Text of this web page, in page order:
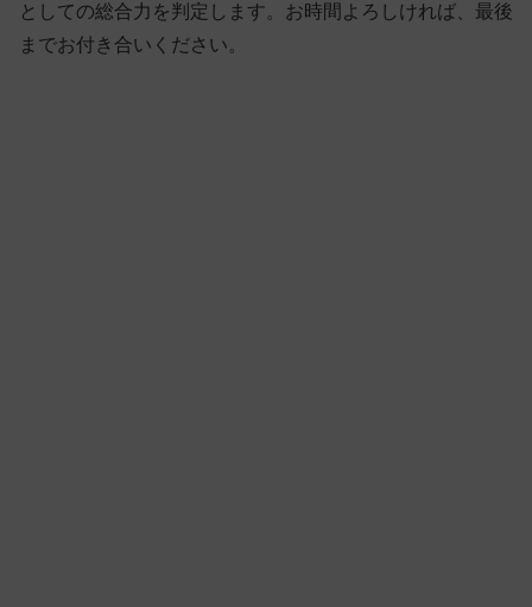
としての総合力を判定します。お時間よろしければ、最後
までお付き合いください。